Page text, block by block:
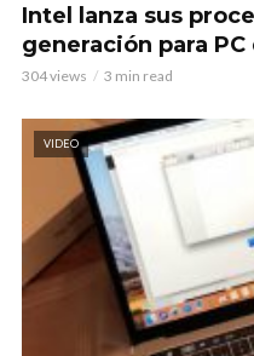
Intel lanza sus
generación para
304 views 3 min read
VIDEO